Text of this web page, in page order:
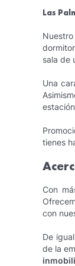
Las
Nuestro
sala de
Una
tienes
Con
con
De
de la